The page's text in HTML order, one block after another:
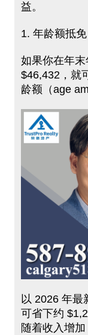
益。
1. 年龄额抵
如果你在年
$46,432，就
龄额（age
以 2026 年最
可省下约
随着收入增